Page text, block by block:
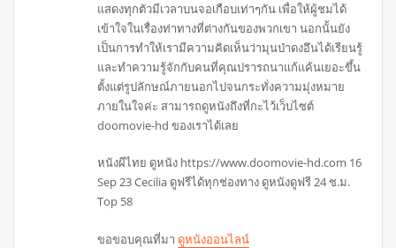
แสดงทุกตัวมีเวลาบนจอเกือบเท่าๆกัน เพื่อให้ผู้ชมได้
เข้าใจในเรื่องท่าทางที่ต่างกันของพวกเขา นอกนั้นยัง
เป็นการทำให้เรามีความคิดเห็นว่ามุนป่าดงอึนได้เรียนรู้
และทำความรู้จักกับคนที่คุณปรารถนาแก้แค้นเยอะขึ้น
ตั้งแต่รูปลักษณ์ภายนอกไปจนกระทั่งความมุ่งหมาย
ภายในใจค่ะ สามารถดูหนังถึงที่กะไว้เว็บไซต์
doomovie-hd ของเราได้เลย
หนังผีไทย ดูหนัง https://www.doomovie-hd.com 16
Sep 23 Cecilia ดูฟรีได้ทุกช่องทาง ดูหนังดูฟรี 24 ช.ม.
Top 58
ขอขอบคุณที่มา ดูหนังออนไลน์